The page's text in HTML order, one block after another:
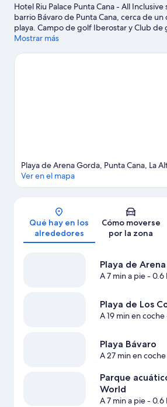
Hotel Riu Palace Punta Cana - All
barrio Bávaro de Punta Cana, cerca de
playa. Campo de golf Iberostar y Club de
excelentes opciones para los que buscan
Arena Gorda y Playa Cortecito son lo que
Mostrar más
Mapa
Playa de Arena Gorda, Punta Cana, La
Ver en el mapa
Qué hay en los
alrededores
Cómo moverse
por la zona
Playa de
A 7 min a pie- 0.6
Playa de Los
A 19 min en coche
Playa Bávaro
A 27 min en coche
Parque
World
A 7 min a pie- 0.6